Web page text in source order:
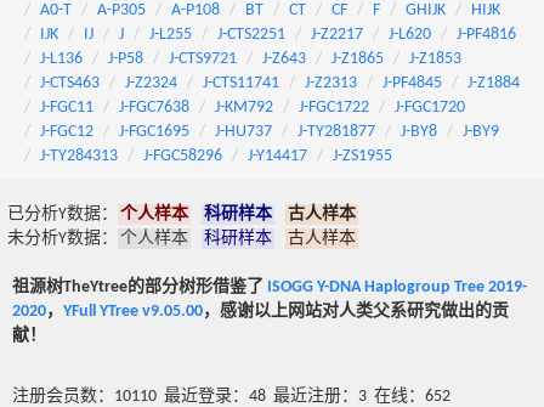
A0-T
A-P305 A-P108 BT CT CF F GHIJK
HIJK
IJK
IJ J J-L255 J-CTS2251 J-Z2217 J-L620
J-PF4816
J-L136
J-P58 J-CTS9721 J-Z643 J-Z1865
J-Z1853
J-CTS463
J-Z2324 J-CTS11741 J-Z2313 J-PF4845
J-Z1884
J-FGC11
J-FGC7638 J-KM792 J-FGC1722
J-FGC1720
J-FGC12
J-FGC1695 J-HU737 J-TY281877 J-BY8
J-BY9
J-TY284313
J-FGC58296 J-Y14417 J-ZS1955
已分析Y数据： 个人样本 科研样本
古人样本
未分析Y数据：
个人样本 科研样本 古人样本
祖源树TheYtree的部分树形借鉴了 ISOGG Y-DNA Haplogroup Tree 2019-
2020， YFull YTree v9.05.00，感谢以上网站对人类父系研究做出的贡
献！
注册会员数：10110 最近登录：48 最近注册：3 在线：652